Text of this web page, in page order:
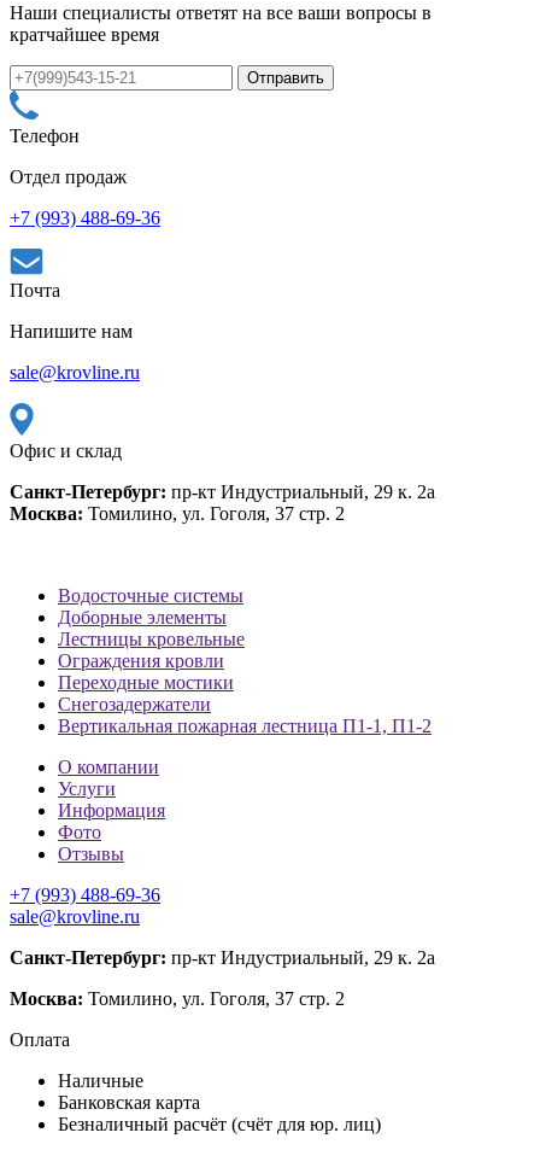
Наши специалисты ответят на все ваши вопросы в
кратчайшее время
Телефон
Отдел продаж
+7 (993) 488-69-36
Почта
Напишите нам
sale@krovline.ru
Офис и склад
Санкт-Петербург: пр-кт Индустриальный, 29 к. 2а
Москва: Томилино, ул. Гоголя, 37 стр. 2
Водосточные системы
Доборные элементы
Лестницы кровельные
Ограждения кровли
Переходные мостики
Снегозадержатели
Вертикальная пожарная лестница П1-1, П1-2
О компании
Услуги
Информация
Фото
Отзывы
+7 (993) 488-69-36
sale@krovline.ru
Санкт-Петербург: пр-кт Индустриальный, 29 к. 2а
Москва: Томилино, ул. Гоголя, 37 стр. 2
Оплата
Наличные
Банковская карта
Безналичный расчёт (счёт для юр. лиц)